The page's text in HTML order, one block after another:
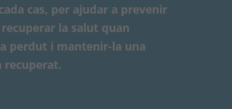
cas, per ajudar a prevenir
la salut quan
perdut i mantenir-la una
recuperat.